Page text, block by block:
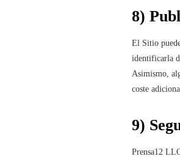
8)
El Sitio
identificarla
Asimismo,
coste
9)
Prensa12